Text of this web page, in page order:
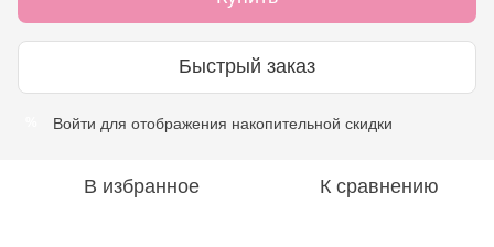
Быстрый заказ
Войти для отображения накопительной скидки
В избранное К сравнению